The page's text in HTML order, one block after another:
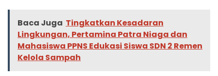
Baca Juga Tingkatkan Kesadaran
Lingkungan, Pertamina Patra Niaga dan
Mahasiswa PPNS Edukasi Siswa SDN 2 Remen
Kelola Sampah